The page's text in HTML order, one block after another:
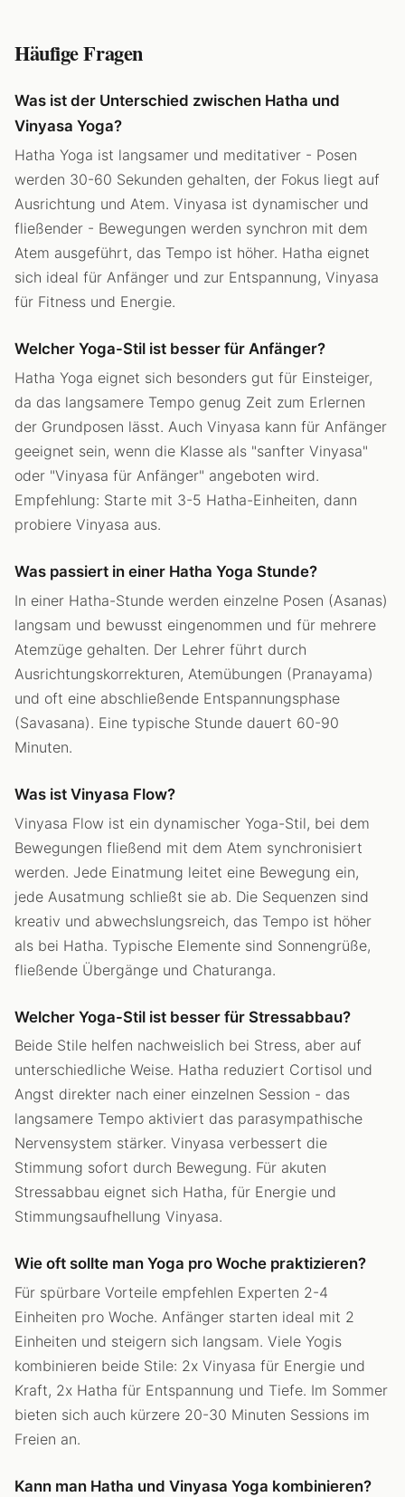
Häufige Fragen
Was ist der Unterschied zwischen Hatha und
Vinyasa Yoga?
Hatha Yoga ist langsamer und meditativer - Posen
werden 30-60 Sekunden gehalten, der Fokus liegt auf
Ausrichtung und Atem. Vinyasa ist dynamischer und
fließender - Bewegungen werden synchron mit dem
Atem ausgeführt, das Tempo ist höher. Hatha eignet
sich ideal für Anfänger und zur Entspannung, Vinyasa
für Fitness und Energie.
Welcher Yoga-Stil ist besser für Anfänger?
Hatha Yoga eignet sich besonders gut für Einsteiger,
da das langsamere Tempo genug Zeit zum Erlernen
der Grundposen lässt. Auch Vinyasa kann für Anfänger
geeignet sein, wenn die Klasse als "sanfter Vinyasa"
oder "Vinyasa für Anfänger" angeboten wird.
Empfehlung: Starte mit 3-5 Hatha-Einheiten, dann
probiere Vinyasa aus.
Was passiert in einer Hatha Yoga Stunde?
In einer Hatha-Stunde werden einzelne Posen (Asanas)
langsam und bewusst eingenommen und für mehrere
Atemzüge gehalten. Der Lehrer führt durch
Ausrichtungskorrekturen, Atemübungen (Pranayama)
und oft eine abschließende Entspannungsphase
(Savasana). Eine typische Stunde dauert 60-90
Minuten.
Was ist Vinyasa Flow?
Vinyasa Flow ist ein dynamischer Yoga-Stil, bei dem
Bewegungen fließend mit dem Atem synchronisiert
werden. Jede Einatmung leitet eine Bewegung ein,
jede Ausatmung schließt sie ab. Die Sequenzen sind
kreativ und abwechslungsreich, das Tempo ist höher
als bei Hatha. Typische Elemente sind Sonnengrüße,
fließende Übergänge und Chaturanga.
Welcher Yoga-Stil ist besser für Stressabbau?
Beide Stile helfen nachweislich bei Stress, aber auf
unterschiedliche Weise. Hatha reduziert Cortisol und
Angst direkter nach einer einzelnen Session - das
langsamere Tempo aktiviert das parasympathische
Nervensystem stärker. Vinyasa verbessert die
Stimmung sofort durch Bewegung. Für akuten
Stressabbau eignet sich Hatha, für Energie und
Stimmungsaufhellung Vinyasa.
Wie oft sollte man Yoga pro Woche praktizieren?
Für spürbare Vorteile empfehlen Experten 2-4
Einheiten pro Woche. Anfänger starten ideal mit 2
Einheiten und steigern sich langsam. Viele Yogis
kombinieren beide Stile: 2x Vinyasa für Energie und
Kraft, 2x Hatha für Entspannung und Tiefe. Im Sommer
bieten sich auch kürzere 20-30 Minuten Sessions im
Freien an.
Kann man Hatha und Vinyasa Yoga kombinieren?